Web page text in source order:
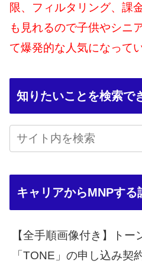
限、フィルタリング、課
も見れるので子供やシニ
て爆発的な人気になって
知りたいことを検索で
キャリアからMNPする
【全手順画像付き】ト
「TONE」の申し込み契